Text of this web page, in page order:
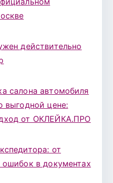
действительно
салона автомобиля
выгодной цене:
от ОКЛЕЙКА.ПРО
от
в документах